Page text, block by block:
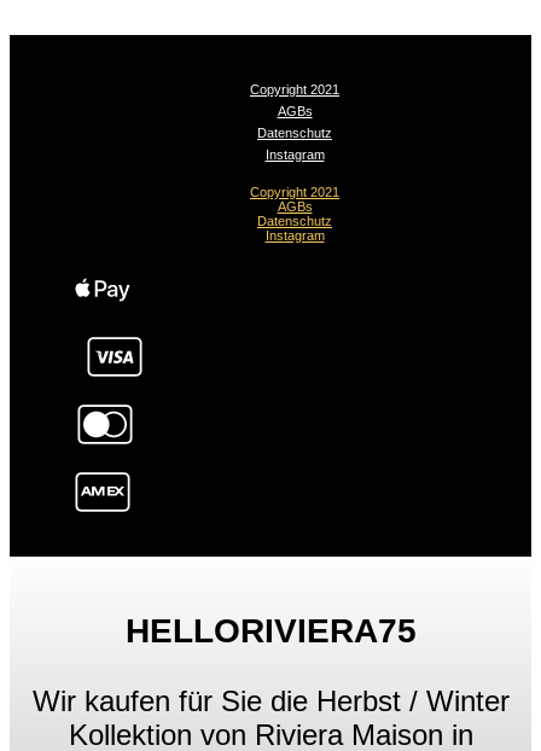
Copyright 2021
AGBs
Datenschutz
Instagram
Copyright 2021
AGBs
Datenschutz
Instagram
HELLORIVIERA75
Wir kaufen für Sie die Herbst / Winter
Kollektion von Riviera Maison in